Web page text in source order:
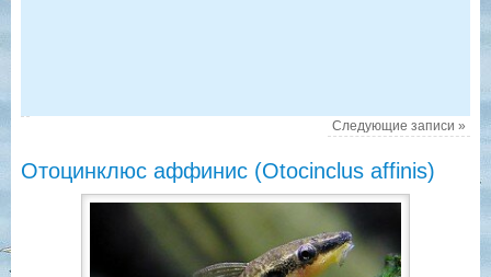
Следующие записи»
Отоцинклюс аффинис (Otocinclus affinis)